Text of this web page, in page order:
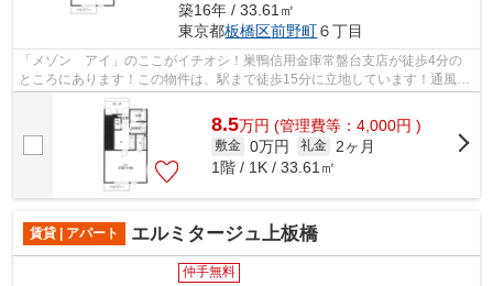
築16年 / 33.61㎡
東京都板橋区前野町６丁目
「メゾン アイ」のここがイチオシ！巣鴨信用金庫常盤台支店が徒歩4分の
ところにあります！この物件は、駅まで徒歩15分に立地しています！通風良
好のアパートなのでいつでも新鮮な空気...
8.5万円 (管理費等：4,000円 )
敷金 0万円 礼金
2ヶ月
1階 / 1K / 33.61㎡
賃貸 | アパート エルミタージュ上板橋
仲手無料